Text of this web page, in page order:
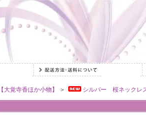
【大覚寺香ほか小物】 ＞ シルバー 桜ネックレ